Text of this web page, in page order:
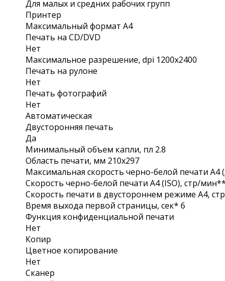
Для малых и средних рабочих групп
Принтер
Максимальный формат A4
Печать на CD/DVD
Нет
Максимальное разрешение, dpi 1200х2400
Печать на рулоне
Нет
Печать фотографий
Нет
Автоматическая
Двусторонняя печать
Да
Минимальный объем капли, пл 2.8
Область печати, мм 210x297
Максимальная скорость черно-белой печати A4
Скорость черно-белой печати A4 (ISO), стр/
Скорость печати в двустороннем режиме A4,
Время выхода первой страницы, сек* 6
Функция конфиденциальной печати
Нет
Копир
Цветное копирование
Нет
Сканер